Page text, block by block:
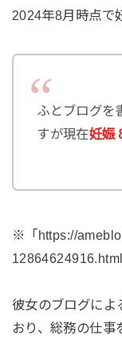
2024年8月時点で
ふとブログを
すが現在妊娠
※「https://
彼女のブログによ
おり、総務の仕事